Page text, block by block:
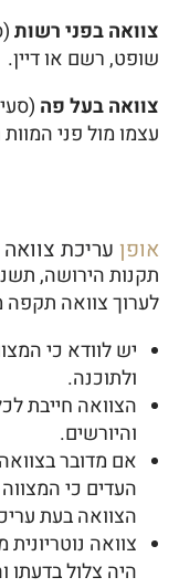
צוואה בפני רשות
שופט, רשם או דיין.
צוואה בעל פה
עצמו מול פני
אופןעריכת
לערוך צוואה
יש לוודא כי
ולתוכנה.
הצוואה חייבת
והיורשים.
אם מדובר
העדים כי
הצוואה בעת
צוואה נוטריונית
היה צלול בדעתו